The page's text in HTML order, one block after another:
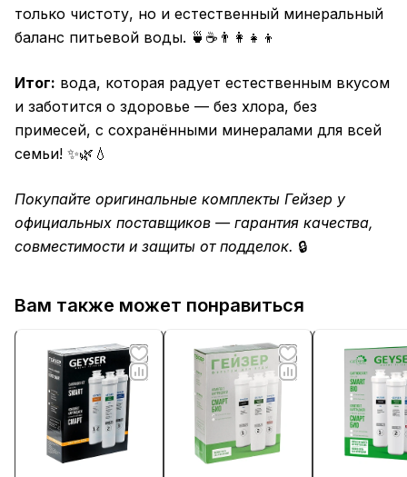
только чистоту, но и естественный минеральный
баланс питьевой воды. 🍵☕👨‍👩‍👧‍👦
Итог: вода, которая радует естественным вкусом
и заботится о здоровье — без хлора, без
примесей, с сохранёнными минералами для всей
семьи! ✨🌿💧
Покупайте оригинальные комплекты Гейзер у
официальных поставщиков — гарантия качества,
совместимости и защиты от подделок. 🔒
Вам также может понравиться